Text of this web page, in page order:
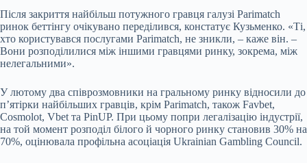
Після закриття найбільш потужного гравця галузі Parimatch
ринок беттінгу очікувано переділився, констатує Кузьменко. «Ті,
хто користувався послугами Parimatch, не зникли, – каже він. –
Вони розподілилися між іншими гравцями ринку, зокрема, між
нелегальними».
У лютому два співрозмовники на гральному ринку відносили до
п’ятірки найбільших гравців, крім Parimatch, також Favbet,
Cosmolot, Vbet та PinUP. При цьому попри легалізацію індустрії,
на той момент розподіл білого й чорного ринку становив 30% на
70%, оцінювала профільна асоціація Ukrainian Gambling Council.